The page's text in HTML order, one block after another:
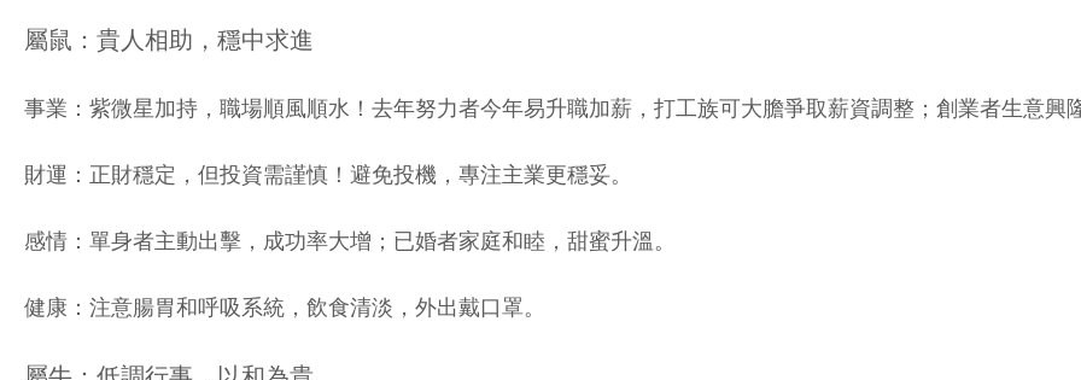
屬鼠：貴人相助，穩中求進
事業：紫微星加持，職場順風順水！去年努力者今年易升職加薪，打工族可大膽爭取薪資調整；創業者生意興
財運：正財穩定，但投資需謹慎！避免投機，專注主業更穩妥。
感情：單身者主動出擊，成功率大增；已婚者家庭和睦，甜蜜升溫。
健康：注意腸胃和呼吸系統，飲食清淡，外出戴口罩。